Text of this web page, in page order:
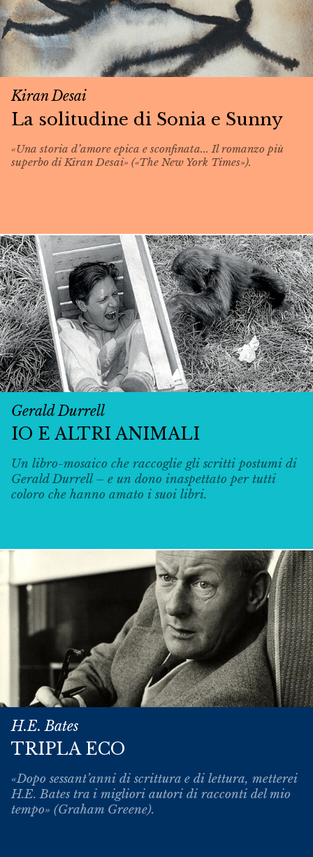
Kiran Desai
La solitudine di Sonia e Sunny
«Una storia d’amore epica e sconfinata... Il romanzo più
superbo di Kiran Desai» («The New York Times»).
Gerald Durrell
IO E ALTRI ANIMALI
Un libro-mosaico che raccoglie gli scritti postumi di
Gerald Durrell – e un dono inaspettato per tutti
coloro che hanno amato i suoi libri.
H.E. Bates
TRIPLA ECO
«Dopo sessant’anni di scrittura e di lettura, metterei
H.E. Bates tra i migliori autori di racconti del mio
tempo» (Graham Greene).